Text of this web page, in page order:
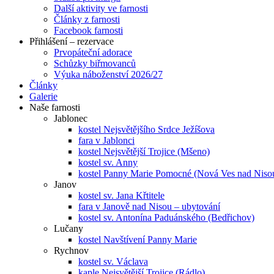
Další aktivity ve farnosti
Články z farnosti
Facebook farnosti
Přihlášení – rezervace
Prvopáteční adorace
Schůzky biřmovanců
Výuka náboženství 2026/27
Články
Galerie
Naše farnosti
Jablonec
kostel Nejsvětějšího Srdce Ježíšova
fara v Jablonci
kostel Nejsvětější Trojice (Mšeno)
kostel sv. Anny
kostel Panny Marie Pomocné (Nová Ves nad
Janov
kostel sv. Jana Křtitele
fara v Janově nad Nisou – ubytování
kostel sv. Antonína Paduánského (Bedřichov)
Lučany
kostel Navštívení Panny Marie
Rychnov
kostel sv. Václava